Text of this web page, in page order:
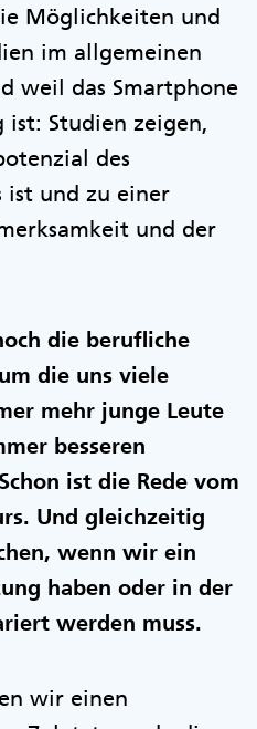
Möglichkeiten und
im allgemeinen
weil das Smartphone
Studien zeigen,
des
ist und zu einer
und der
die berufliche
die uns viele
mehr junge Leute
besseren
ist die Rede vom
Und gleichzeitig
wenn wir ein
haben oder in der
werden muss.
wir einen